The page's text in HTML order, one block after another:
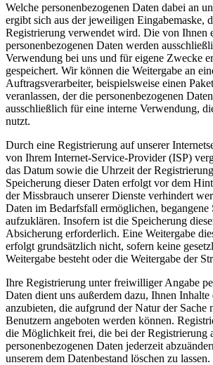
Welche personenbezogenen Daten dabei an
ergibt sich aus der jeweiligen Eingabemaske,
Registrierung verwendet wird. Die von Ihnen
personenbezogenen Daten werden
Verwendung bei uns und für eigene Zwecke
gespeichert. Wir können die Weitergabe an
Auftragsverarbeiter, beispielsweise einen
veranlassen, der die personenbezogenen
ausschließlich für eine interne Verwendung,
nutzt.
Durch eine Registrierung auf unserer
von Ihrem Internet-Service-Provider (ISP)
das Datum sowie die Uhrzeit der
Speicherung dieser Daten erfolgt vor dem
der Missbrauch unserer Dienste verhindert
Daten im Bedarfsfall ermöglichen, begangene
aufzuklären. Insofern ist die Speicherung
Absicherung erforderlich. Eine Weitergabe
erfolgt grundsätzlich nicht, sofern keine
Weitergabe besteht oder die Weitergabe der
Ihre Registrierung unter freiwilliger Angabe
Daten dient uns außerdem dazu, Ihnen
anzubieten, die aufgrund der Natur der Sache
Benutzern angeboten werden können.
die Möglichkeit frei, die bei der Registrierung
personenbezogenen Daten jederzeit
unserem dem Datenbestand löschen zu lassen.